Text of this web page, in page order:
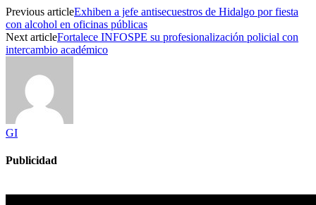
Previous articleExhiben a jefe antisecuestros de Hidalgo por fiesta
con alcohol en oficinas públicas
Next articleFortalece INFOSPE su profesionalización policial con
intercambio académico
GI
Publicidad